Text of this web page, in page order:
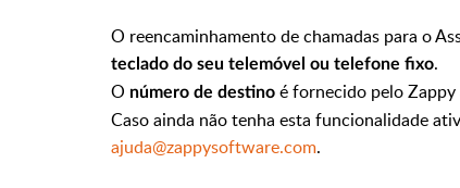
O reencaminhamento de chamadas para o
teclado do seu telemóvel ou telefone fixo.
O número de destino é fornecido pelo
Caso ainda não tenha esta funcionalidade
ajuda@zappysoftware.com.